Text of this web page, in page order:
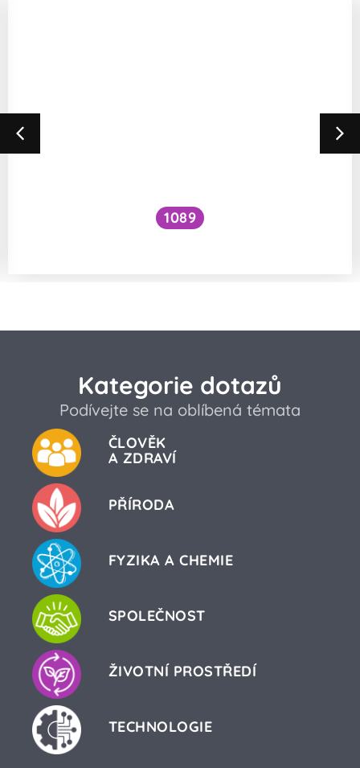
1089
Kategorie dotazů
Podívejte se na oblíbená témata
ČLOVĚK
A ZDRAVÍ
PŘÍRODA
FYZIKA A CHEMIE
SPOLEČNOST
ŽIVOTNÍ PROSTŘEDÍ
TECHNOLOGIE